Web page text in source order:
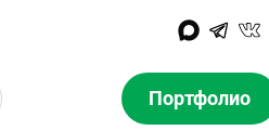
Портфолио